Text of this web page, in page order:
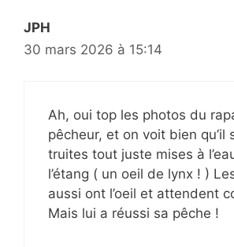
JPH
30 mars 2026 à 15:14
Ah, oui top les photos du
pêcheur, et on voit bien qu’il
truites tout juste mises à
l’étang ( un oeil de lynx ! )
aussi ont l’oeil et attendent
Mais lui a réussi sa pêche !